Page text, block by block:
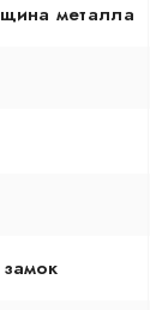
металла